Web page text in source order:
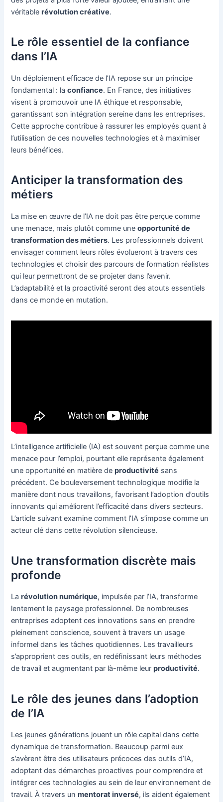
véritablerévolution créative.
Le rôle essentiel de la confiance
dans l’IA
Un déploiement efficace de l’IA repose sur un principe
fondamental : laconfiance. En France, des initiatives
visent à promouvoir une IA éthique et responsable,
garantissant son intégration sereine dans les entreprises.
Cette approche contribue à rassurer les employés quant à
l’utilisation de ces nouvelles technologies et à maximiser
leurs bénéfices.
Anticiper la transformation des
métiers
La mise en œuvre de l’IA ne doit pas être perçue comme
une menace, mais plutôt comme uneopportunité de
transformation des métiers. Les professionnels doivent
envisager comment leurs rôles évolueront à travers ces
technologies et choisir des parcours de formation réalistes
qui leur permettront de se projeter dans l’avenir.
L’adaptabilité et la proactivité seront des atouts essentiels
dans ce monde en mutation.
L’intelligence artificielle (IA) est souvent perçue comme une
menace pour l’emploi, pourtant elle représente également
une opportunité en matière deproductivité sans
précédent. Ce bouleversement technologique modifie la
manière dont nous travaillons, favorisant l’adoption d’outils
innovants qui améliorent l’efficacité dans divers secteurs.
L’article suivant examine comment l’IA s’impose comme un
acteur clé dans cette révolution silencieuse.
Une transformation discrète mais
profonde
Larévolution numérique, impulsée par l’IA, transforme
lentement le paysage professionnel. De nombreuses
entreprises adoptent ces innovations sans en prendre
pleinement conscience, souvent à travers un usage
informel dans les tâches quotidiennes. Les travailleurs
s’approprient ces outils, en redéfinissant leurs méthodes
de travail et augmentant par là-même leurproductivité.
Le rôle des jeunes dans l’adoption
de l’IA
Les jeunes générations jouent un rôle capital dans cette
dynamique de transformation. Beaucoup parmi eux
s’avèrent être des utilisateurs précoces des outils d’IA,
adoptant des démarches proactives pour comprendre et
intégrer ces technologies au sein de leur environnement de
travail. À travers unmentorat inversé, ils aident également